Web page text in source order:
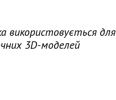
використовується для
3D-моделей